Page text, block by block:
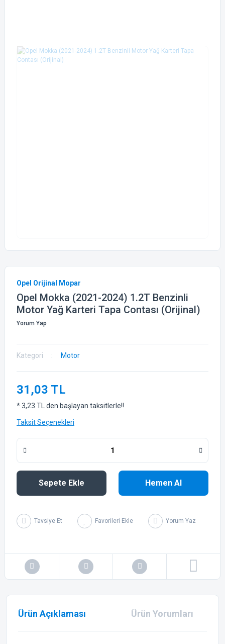
Opel Orijinal Mopar
Opel Mokka (2021-2024) 1.2T Benzinli
Motor Yağ Karteri Tapa Contası (Orijinal)
Yorum Yap
Kategori Motor
31,03 TL
* 3,23 TL den başlayan taksitlerle!!
Taksit Seçenekleri
Sepete Ekle Hemen Al
Tavsiye Et Yorum Yaz
Ürün Açıklaması Ürün Yorumları